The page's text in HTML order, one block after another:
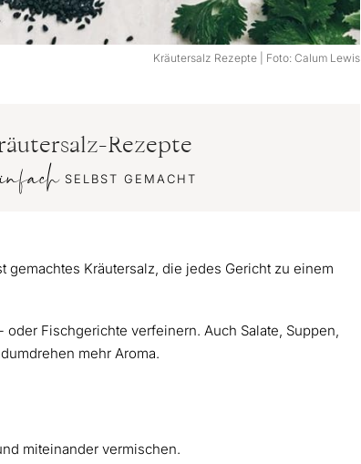
Kräutersalz Rezepte | Foto: Calum Lewis
Rezepte
SELBST GEMACHT
Kräutersalz, die jedes Gericht zu einem
Fischgerichte verfeinern. Auch Salate, Suppen,
mehr Aroma.
miteinander vermischen.